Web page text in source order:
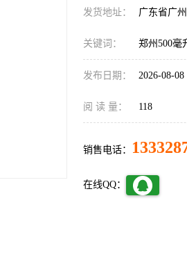
发货地址： 广东省广
关键词： 郑州500毫
发布日期： 2026-08-08
阅 读 量： 118
销售电话：
在线QQ：